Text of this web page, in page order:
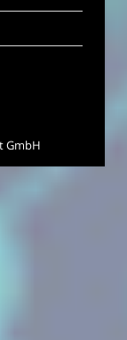
GmbH